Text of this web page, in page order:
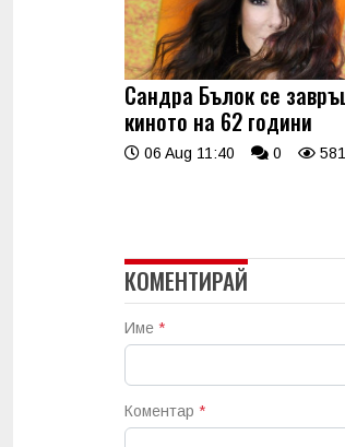
Сандра Бълок се
киното на 62 години
06 Aug 11:40 0 581
КОМЕНТИРАЙ
Име *
Коментар *